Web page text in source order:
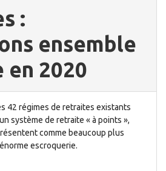
:
ensemble
en 2020
42 régimes de retraites existants
système de retraite « à points »,
comme beaucoup plus
escroquerie.